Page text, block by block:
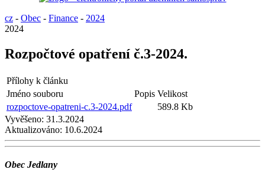
cz - Obec - Finance - 2024
2024
Rozpočtové opatření č.3-2024.
Přílohy k článku
Jméno souboru
Popis Velikost
rozpoctove-opatreni-c.3-2024.pdf
589.8 Kb
Vyvěšeno: 31.3.2024
Aktualizováno: 10.6.2024
Obec Jedlany